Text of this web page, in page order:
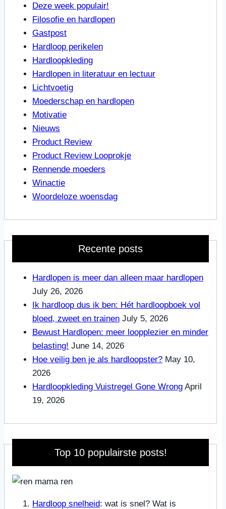
Deze week populair!
Filosofie en hardlopen
Gastpost
Hardloop perikelen
Hardloopkleding
Hardlopen in literatuur en lectuur
Lichtvoetig
Moederschap en hardlopen
Motivatie
Nieuws
Product Review
Product Review Looprokje
Rennende moeders
Winactie
Woordeloze woensdag
Recente posts
Hardlopen is meer dan alleen maar hardlopen
July 26, 2026
Ik hardloop dus ik ben: Hét hardloopboek vol
bloed, zweet en trainen July 5, 2026
Bewust Hardlopen: meer loopplezier en minder
belasting! June 14, 2026
Hoe veilig ben je als hardloopster? May 10,
2026
Hardloopkleding Vuistregel Gone Wrong April
19, 2026
Top 10 populairste posts!
Hardloop snelheid: wat is snel? Wat is